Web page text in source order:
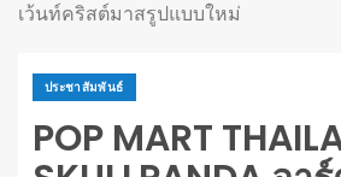
เว้นท์คริสต์มาสรูปแบบใหม่
ประชาสัมพันธ์
POP MART